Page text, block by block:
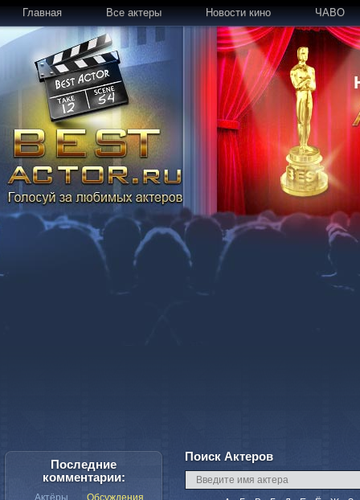
Главная Все актеры Новости кино ЧАВО
Поиск Актеров
Последние
комментарии:
Актёры Обсуждения